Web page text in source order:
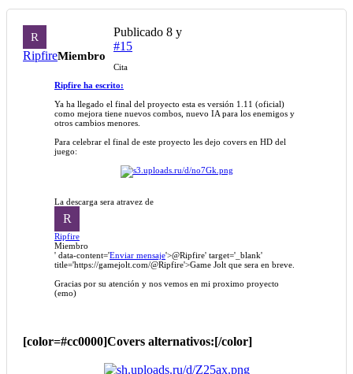
R
RipfireMiembro
Publicado 8 y
#15
Cita
Ripfire ha escrito:
Ya ha llegado el final del proyecto esta es versión 1.11 (oficial)
como mejora tiene nuevos combos, nuevo IA para los enemigos y
otros cambios menores.
Para celebrar el final de este proyecto les dejo covers en HD del
juego:
La descarga sera atravez de
R
Ripfire
Miembro
' data-content='Enviar mensaje'>@Ripfire' target='_blank'
title='https://gamejolt.com/@Ripfire'>Game Jolt que sera en breve.
Gracias por su atención y nos vemos en mi proximo proyecto
(emo)
[color=#cc0000]Covers alternativos:[/color]